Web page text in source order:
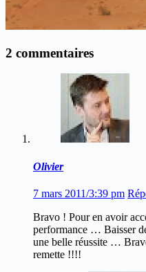
2 commentaires
Olivier
7 mars 2011/3:39 pm
Bravo ! Pour en avoir
performance … Baisser
une belle réussite …
remette !!!!